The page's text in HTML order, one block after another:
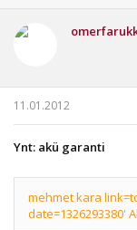
11.01.2012
Ynt: akü garanti
mehmet kara
date=1326293380'